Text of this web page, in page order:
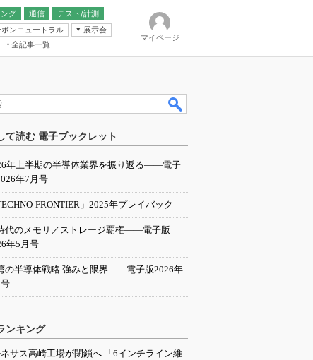
グ
通信
テスト/計測
ボンニュートラル
展示会
ューティング
全記事一覧
マイページ
て読む 電子ブックレット
年上半期の半導体業界を振り返る――電子
年7月号
FRONTIER」2025年プレイバック
代のメモリ／ストレージ覇権――電子版
年5月号
の半導体戦略 強みと限界――電子版2026年
ンキング
サス高崎工場が閉鎖へ 「6インチライン維